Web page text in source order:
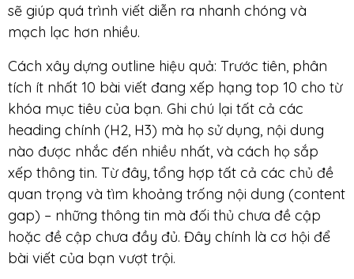
sẽ giúp quá trình viết diễn ra nhanh chóng và
mạch lạc hơn nhiều.
Cách xây dựng outline hiệu quả: Trước tiên, phân
tích ít nhất 10 bài viết đang xếp hạng top 10 cho từ
khóa mục tiêu của bạn. Ghi chú lại tất cả các
heading chính (H2, H3) mà họ sử dụng, nội dung
nào được nhắc đến nhiều nhất, và cách họ sắp
xếp thông tin. Từ đây, tổng hợp tất cả các chủ đề
quan trọng và tìm khoảng trống nội dung (content
gap) – những thông tin mà đối thủ chưa đề cập
hoặc đề cập chưa đầy đủ. Đây chính là cơ hội để
bài viết của bạn vượt trội.